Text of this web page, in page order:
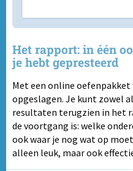
Het rapport: in één
je hebt gepresteerd
Met een online
opgeslagen. Je kunt zowel
resultaten terugzien in het
de voortgang is: welke
ook waar je nog wat op
alleen leuk, maar ook